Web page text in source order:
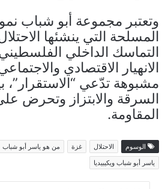
وتعتبر مجموعة أبو شباب
المسلحة التي ينشئها
التماسك الداخلي
الانهيار الاقتصادي
مشبوهة تدّعي “الاستقرار”،
السرقة والابتزاز وتحرض
المقاومة.
الوسوم الاحتلال غزة من هو ياسر أبو شباب
ياسر أبو شباب ويكيبيديا